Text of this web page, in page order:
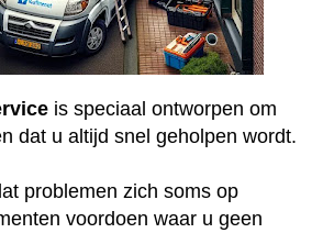
is speciaal ontworpen om
dat u altijd snel geholpen wordt.
problemen zich soms op
voordoen waar u geen